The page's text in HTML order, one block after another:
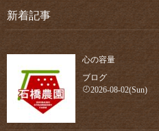
新着記事
心の容量
ブログ
2026-08-02(Sun)